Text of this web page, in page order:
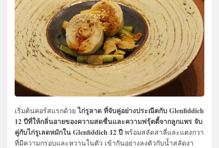
เริ่มต้นคอร์สแรกด้วยไก่รูลาด ที่จับคู่อย่างประณีตกับ Glenfiddich
12 ปีที่ให้กลิ่นอายของความสดชื่นและความฟรุ้ตตี้จากลูกแพร จับ
คู่กับไก่รูเลดหมักใน Glenfiddich 12 ปี พร้อมสลัดสาลี่และแตงกวา
ที่มีความกรอบและหวานในตัว เข้ากันอย่างลงตัวกับน้ำสลัดงา